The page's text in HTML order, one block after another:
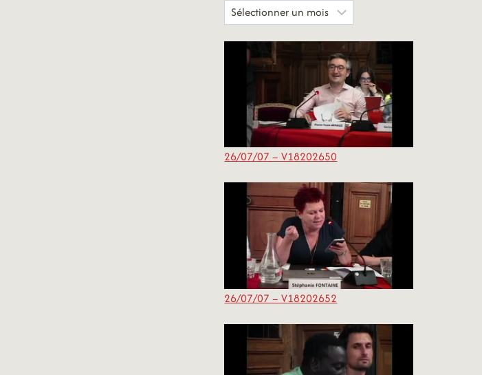
26/07/07 – V18202650
26/07/07 – V18202652